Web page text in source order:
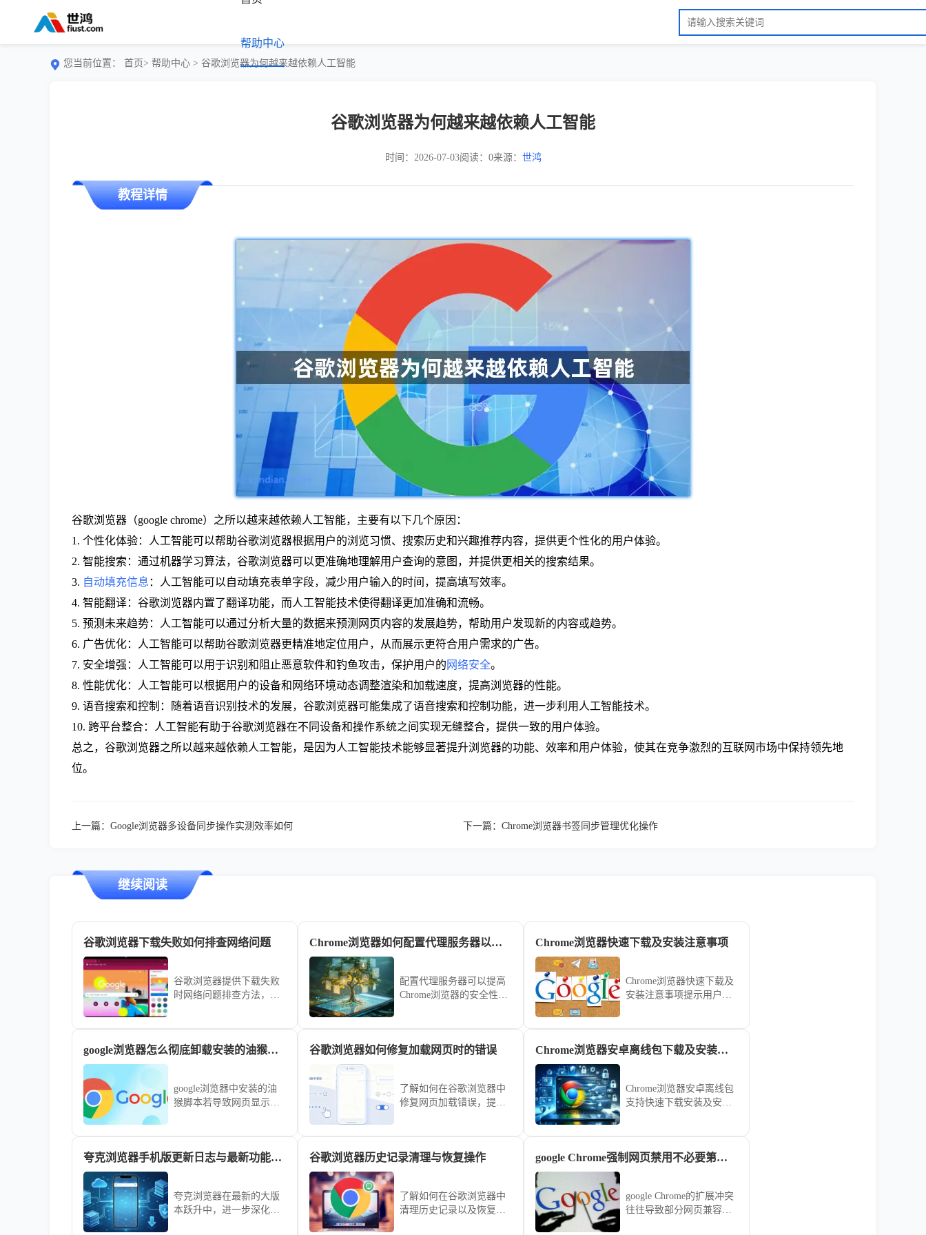
帮助中心
您当前位置： 首页> 帮助中心 > 谷歌浏览器为何越来越依赖人工智能
谷歌浏览器为何越来越依赖人工智能
时间：2026-07-03阅读：0来源： 世鸿
教程详情
谷歌浏览器（google chrome）之所以越来越依赖人工智能，主要有以下几个原因：
1. 个性化体验：人工智能可以帮助谷歌浏览器根据用户的浏览习惯、搜索历史和兴趣推荐内容，提供更个性化的用户体验。
2. 智能搜索：通过机器学习算法，谷歌浏览器可以更准确地理解用户查询的意图，并提供更相关的搜索结果。
3. 自动填充信息 ：人工智能可以自动填充表单字段，减少用户输入的时间，提高填写效率。
4. 智能翻译：谷歌浏览器内置了翻译功能，而人工智能技术使得翻译更加准确和流畅。
5. 预测未来趋势：人工智能可以通过分析大量的数据来预测网页内容的发展趋势，帮助用户发现新的内容或趋势。
6. 广告优化：人工智能可以帮助谷歌浏览器更精准地定位用户，从而展示更符合用户需求的广告。
7. 安全增强：人工智能可以用于识别和阻止恶意软件和钓鱼攻击，保护用户的 网络安全。
8. 性能优化：人工智能可以根据用户的设备和网络环境动态调整渲染和加载速度，提高浏览器的性能。
9. 语音搜索和控制：随着语音识别技术的发展，谷歌浏览器可能集成了语音搜索和控制功能，进一步利用人工智能技术。
10. 跨平台整合：人工智能有助于谷歌浏览器在不同设备和操作系统之间实现无缝整合，提供一致的用户体验。
总之，谷歌浏览器之所以越来越依赖人工智能，是因为人工智能技术能够显著提升浏览器的功能、效率和用户体验，使其在竞争激烈的互联网市场中保持领先地
位。
上一篇： Google浏览器多设备同步操作实测效率如何 下一篇： Chrome浏览器书签同步管理优化操作
继续阅读
谷歌浏览器下载失败如何排查网络问题
谷歌浏览器提供下载失败
时网络问题排查方法，结
Chrome浏览器如何配置代理服务器以提高安全性
配置代理服务器可以提高
Chrome浏览器的安全性，
Chrome浏览器快速下载及安装注意事项
Chrome浏览器快速下载及
安装注意事项提示用户规
google浏览器怎么彻底卸载安装的油猴脚本还原网页纯净版
google浏览器中安装的油
猴脚本若导致网页显示异
操作流程，教您定位并禁
谷歌浏览器如何修复加载网页时的错误
了解如何在谷歌浏览器中
修复网页加载错误，提供
Chrome浏览器安卓离线包下载及安装步骤
Chrome浏览器安卓离线包
支持快速下载安装及安装
畅稳定。
夸克浏览器手机版更新日志与最新功能解读
夸克浏览器在最新的大版
本跃升中，进一步深化了
谷歌浏览器历史记录清理与恢复操作
了解如何在谷歌浏览器中
清理历史记录以及恢复误
google Chrome强制网页禁用不必要第三方插件以提高兼容性
google Chrome的扩展冲突
往往导致部分网页兼容性